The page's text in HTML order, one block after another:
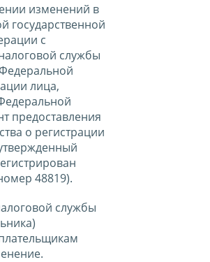
изменений в
государственной
с
службы
лица,
предоставления
о регистрации
48819).
службы